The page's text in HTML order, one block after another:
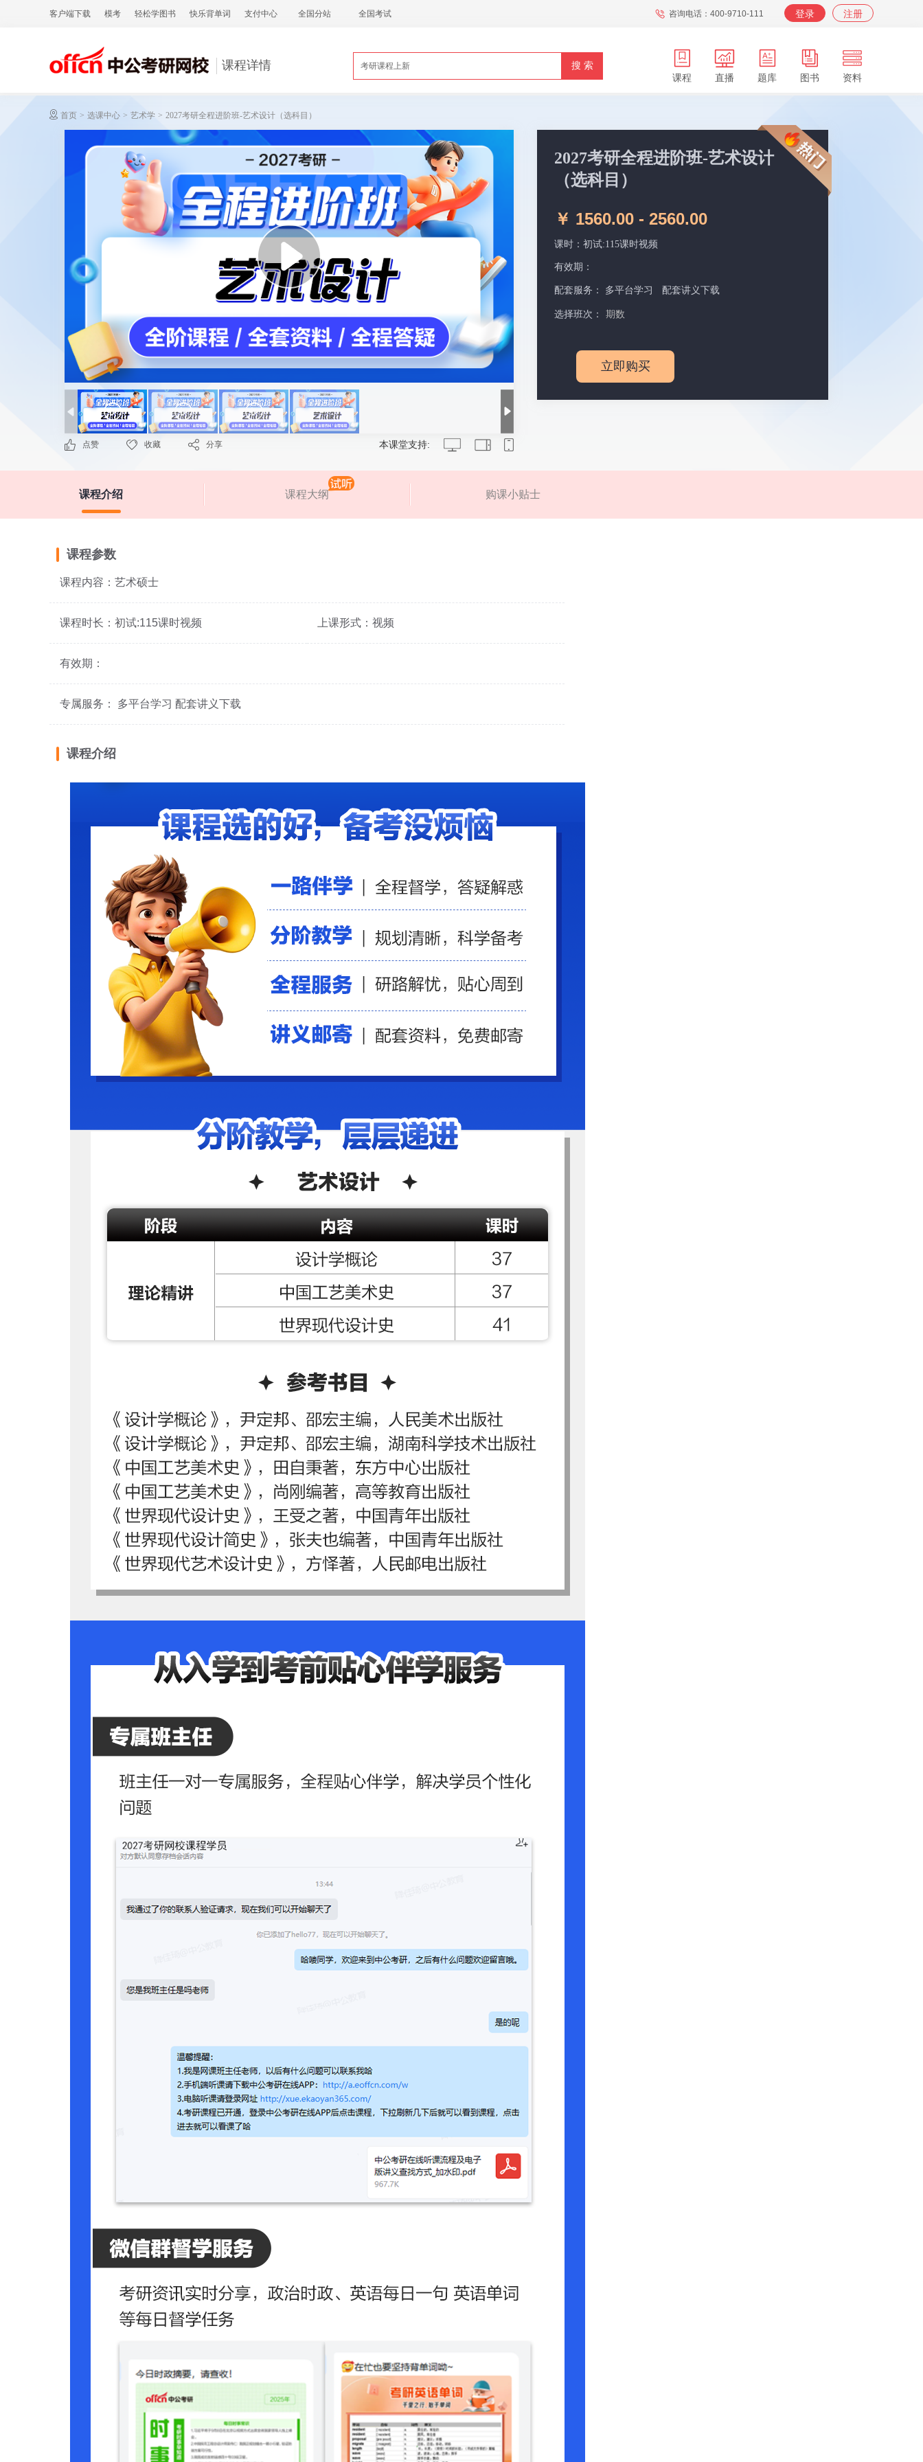
客户端下载 模考 轻松学图书 快乐背单词 支付中心 全国分站 全国考试 咨询电话：400-9710-111 登录 注册
课程详情
课程 直播 题库 图书 资料
APP 在职 在校 服务
首页 > 选课中心 > 艺术学 > 2027考研全程进阶班-艺术设计（选科目）
点赞 收藏 分享 本课堂支持:
2027考研全程进阶班-艺术设计
（选科目）
￥ 1560.00 - 2560.00
课时：初试:115课时视频
有效期：
配套服务： 多平台学习 配套讲义下载
选择班次： 期数
立即购买
课程介绍 课程大纲 购课小贴士
课程参数
课程内容：艺术硕士
课程时长：初试:115课时视频 上课形式：视频
有效期：
专属服务： 多平台学习 配套讲义下载
课程介绍